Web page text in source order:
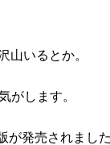
山いるとか。
がします。
発売されました